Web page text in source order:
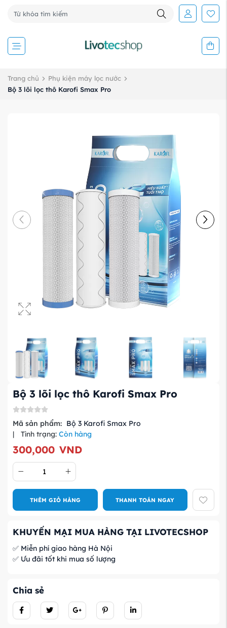
Trang chủ
Phụ kiện máy lọc nước
Bộ 3 lõi lọc thô Karofi Smax Pro
Bộ 3 lõi lọc thô Karofi Smax Pro
Mã sản phẩm: Bộ 3 Karofi Smax Pro
|
Tình trạng: Còn hàng
300,000 VND
THÊM GIỎ HÀNG THANH TOÁN NGAY
KHUYẾN MẠI MUA HÀNG TẠI LIVOTECSHOP
✅ Miễn phí giao hàng Hà Nội
✅ Ưu đãi tốt khi mua số lượng
Chia sẻ